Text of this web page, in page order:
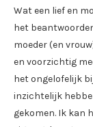
Wat een lief en
het
moeder (en
en voorzichtig
het ongelofelijk
inzichtelijk
gekomen. Ik kan